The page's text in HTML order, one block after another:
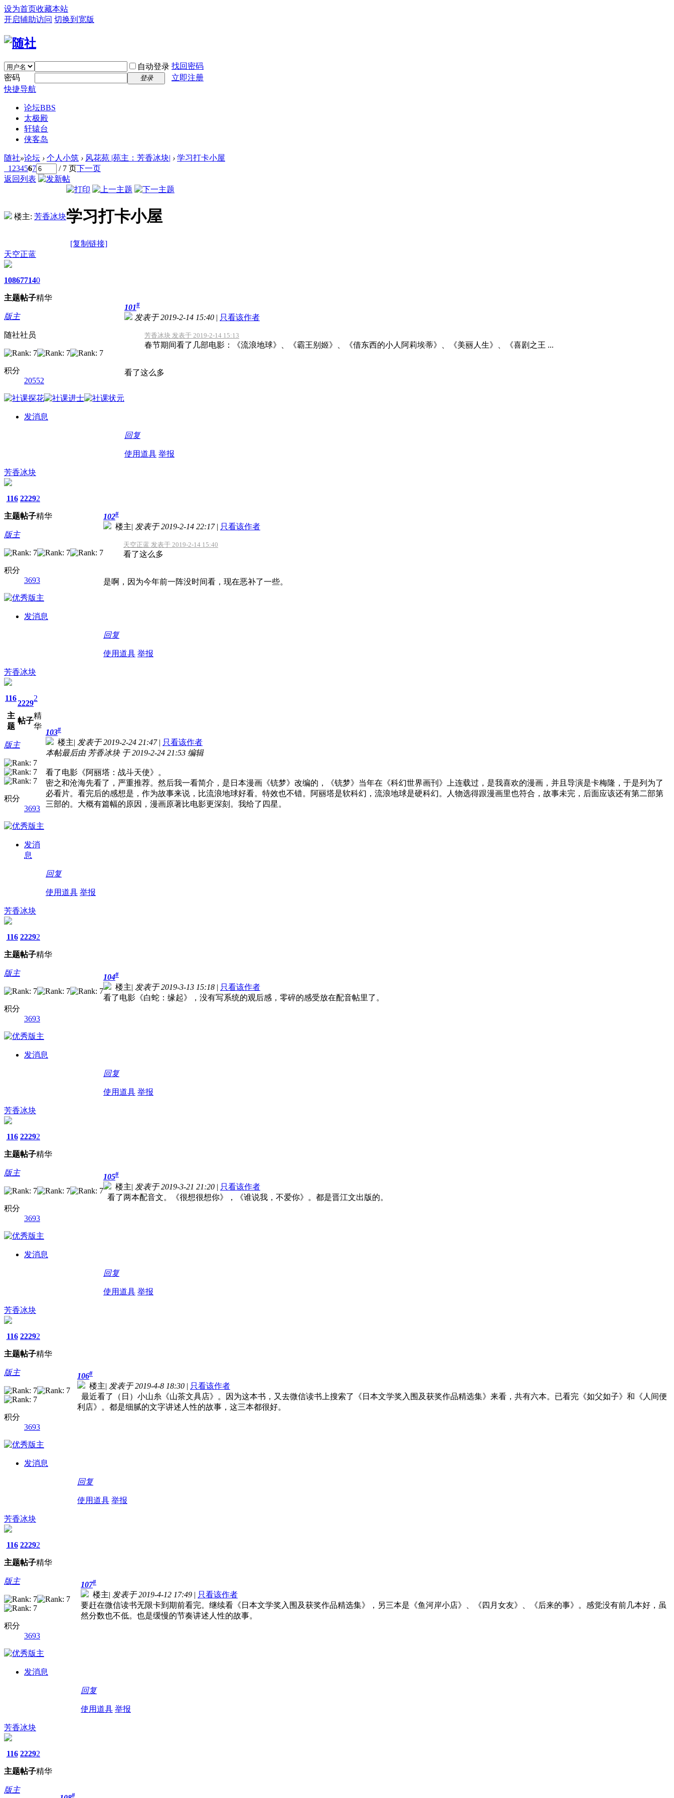
设为首页收藏本站
开启辅助访问 切换到宽版
自动登录 找回密码
密码
登录
立即注册
快捷导航
论坛BBS
太极殿
轩辕台
侠客岛
随社»论坛 › 个人小筑 › 风花苑 |苑主：芳香冰块| › 学习打卡小屋
1 234567 / 7 页下一页
返回列表
楼主: 芳香冰块学习打卡小屋
[复制链接]
天空正蓝
1086
主题
7714
帖子
0
精华
版主
随社社员
积分
20552
发消息
101#
发表于 2019-2-14 15:40 | 只看该作者
芳香冰块 发表于 2019-2-14 15:13
春节期间看了几部电影：《流浪地球》、《霸王别姬》、《借东西的小人阿莉埃蒂》、《美丽人生》、《喜剧之王 ...
看了这么多
回复
使用道具 举报
芳香冰块
116
主题
2229
帖子
2
精华
版主
积分
3693
发消息
102#
楼主| 发表于 2019-2-14 22:17 | 只看该作者
天空正蓝 发表于 2019-2-14 15:40
看了这么多
是啊，因为今年前一阵没时间看，现在恶补了一些。
回复
使用道具 举报
芳香冰块
116
主
题
2229
帖子
2
精
华
版主
积分
3693
发消
息
103#
楼主| 发表于 2019-2-24 21:47 | 只看该作者
本帖最后由 芳香冰块 于 2019-2-24 21:53 编辑
看了电影《阿丽塔：战斗天使》。
密之和沧海先看了，严重推荐。然后我一看简介，是日本漫画《铳梦》改编的，《铳梦》当年在《科幻世界画刊》上连载过，是我喜欢的漫画，并且导演是卡梅隆，于是列为了
必看片。看完后的感想是，作为故事来说，比流浪地球好看。特效也不错。阿丽塔是软科幻，流浪地球是硬科幻。人物选得跟漫画里也符合，故事未完，后面应该还有第二部第
三部的。大概有篇幅的原因，漫画原著比电影更深刻。我给了四星。
回复
使用道具 举报
芳香冰块
116
主题
2229
帖子
2
精华
版主
积分
3693
发消息
104#
楼主| 发表于 2019-3-13 15:18 | 只看该作者
看了电影《白蛇：缘起》，没有写系统的观后感，零碎的感受放在配音帖里了。
回复
使用道具 举报
芳香冰块
116
主题
2229
帖子
2
精华
版主
积分
3693
发消息
105#
楼主| 发表于 2019-3-21 21:20 | 只看该作者
看了两本配音文。《很想很想你》，《谁说我，不爱你》。都是晋江文出版的。
回复
使用道具 举报
芳香冰块
116
主题
2229
帖子
2
精华
版主
积分
3693
发消息
106#
楼主| 发表于 2019-4-8 18:30 | 只看该作者
最近看了（日）小山糸《山茶文具店》。因为这本书，又去微信读书上搜索了《日本文学奖入围及获奖作品精选集》来看，共有六本。已看完《如父如子》和《人间便
利店》。都是细腻的文字讲述人性的故事，这三本都很好。
回复
使用道具 举报
芳香冰块
116
主题
2229
帖子
2
精华
版主
积分
3693
发消息
107#
楼主| 发表于 2019-4-12 17:49 | 只看该作者
要赶在微信读书无限卡到期前看完。继续看《日本文学奖入围及获奖作品精选集》，另三本是《鱼河岸小店》、《四月女友》、《后来的事》。感觉没有前几本好，虽
然分数也不低。也是缓慢的节奏讲述人性的故事。
回复
使用道具 举报
芳香冰块
116
主题
2229
帖子
2
精华
版主
#